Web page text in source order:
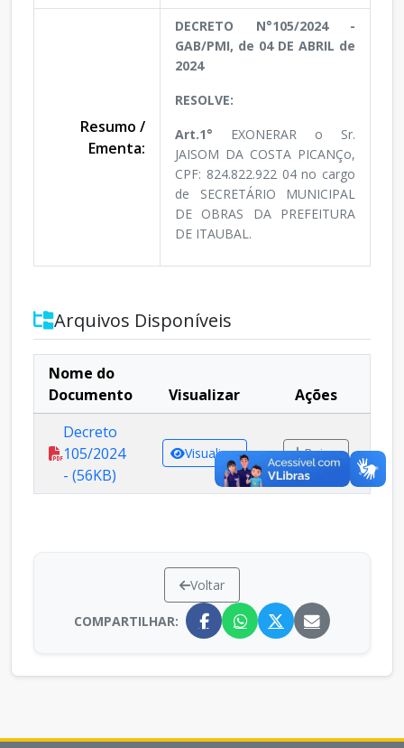
Resumo /
Ementa:
DECRETO N°105/2024 -
GAB/PMI, de 04 DE ABRIL de
2024
RESOLVE:
Art.1° EXONERAR o Sr.
JAISOM DA COSTA PICANÇo,
CPF: 824.822.922 04 no cargo
de SECRETÁRIO MUNICIPAL
DE OBRAS DA PREFEITURA
DE ITAUBAL.
Arquivos Disponíveis
Nome do
Documento
Visualizar
Ações
Decreto
105/2024
- (56KB)
Visualizar Baixar
Voltar
COMPARTILHAR: